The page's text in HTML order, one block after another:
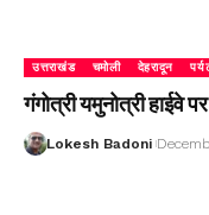
उत्तराखंड चमोली देहरादून
गंगोत्री यमुनोत्री हाईवे
Lokesh Badoni